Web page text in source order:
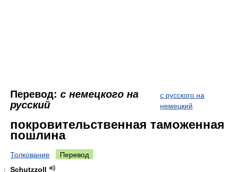
Перевод: с немецкого на
русский
с русского на
немецкий
покровительственная таможенная
пошлина
Толкование Перевод
1
Schutzzoll